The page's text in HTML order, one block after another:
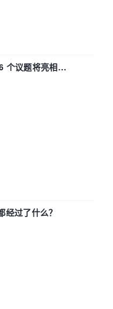
个议题将亮相
过了什么？